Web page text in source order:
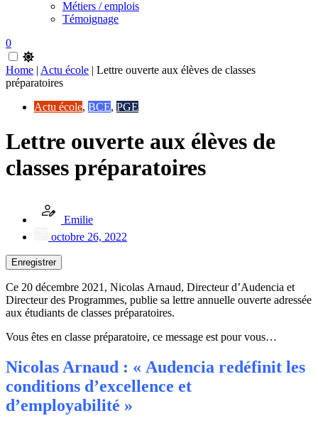
Métiers / emplois
Témoignage
0
Home | Actu école | Lettre ouverte aux élèves de classes
préparatoires
Actu école, BCE, PGE
Lettre ouverte aux élèves de
classes préparatoires
Emilie
octobre 26, 2022
Enregistrer
Ce 20 décembre 2021, Nicolas Arnaud, Directeur d’Audencia et
Directeur des Programmes, publie sa lettre annuelle ouverte adressée
aux étudiants de classes préparatoires.
Vous êtes en classe préparatoire, ce message est pour vous…
Nicolas Arnaud : « Audencia redéfinit les
conditions d’excellence et
d’employabilité »